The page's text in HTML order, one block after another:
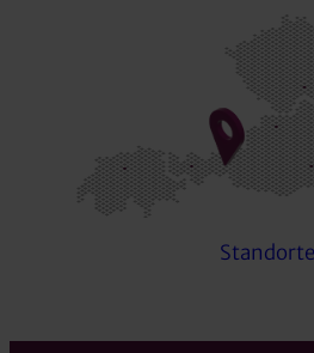
Standorte